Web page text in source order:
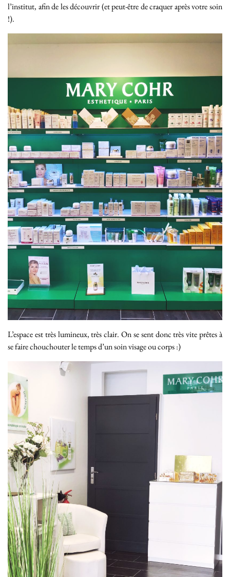
l’institut, afin de les découvrir (et peut-être de craquer après votre soin
!).
L’espace est très lumineux, très clair. On se sent donc très vite prêtes à
se faire chouchouter le temps d’un soin visage ou corps :)